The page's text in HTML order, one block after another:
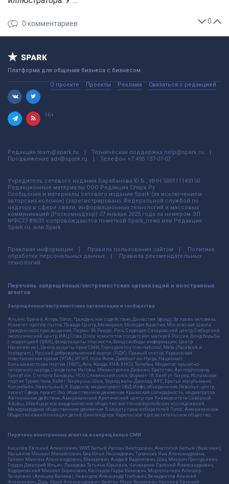
0
0 комментариев
Платформа для общения бизнеса с бизнесом
О проекте Проекты Реклама Связаться с редакцией
16+
Редакция team@spark.ru Техническая поддержка help@spark.ru
Продвижение adv@spark.ru Телефон +7 495 137-07-07
Учредитель сетевого издания Барабанова.Ю.Б., ИНН 500111143150
Редакционные материалы ООО Редакция Спарк Ру
Сообщения и материалы сетевого издания Spark (за исключением
авторских колонок) (зарегистрировано Федеральной службой по
надзору в сфере связи, информационных технологий и массовых
коммуникаций (Роскомнадзор) 27 января 2025 года за номером ЭЛ
№ФС77-89031 сопровождаются пометкой Spark_news или Редакция
Spark.ru, или Spark.
Правовая информация Правила пользования сайтом
Политика
обработки персональных данных
Правила рекомендательных
технологий
Перечень запрещённых/экстремистских организаций и иностранных
агентов
Запрещённые/экстремистские организации и сообщества
Альянс Врачей, Агора, Голос, Гражданское содействие, Династия (фонд), За права человека,
Комитет против пыток, Левада-Центр, Мемориал, Молодая Карелия, Московская школа
гражданского просвещения, Пермь-36, Ракурс, Русь Сидящая, Сахаровский центр, Сибирский
экологический центр, ИАЦ Сова, Союз комитетов солдатских матерей России, Фонд борьбы
с коррупцией (ФБК), Фонд защиты гласности, Фонд свободы информации, Центр
Насилию.нет, Центр защиты прав СМИ, Transparency International, Meta (Facebook и
Instagram), Русский добровольческий корпус (РДК), Правый сектор, Украинская
повстанческая армия (УПА), ИГИЛ, полк Азов, Джебхат ан-Нусра, Национал-
Большевистская партия (НБП), Аль-Каида, УНА-УНСО, Талибан, Меджлис крымско-
татарского народа, Свидетели Иеговы, Мизантропик Дивижн, Братство, Артподготовка,
Тризуб им. Степана Бандеры, НСО, Славянский союз, Формат-18, Хизб ут-Тахрир, Исламская
партия Туркестана, Хайят Тахрир аш-Шам, Таухид валь-Джихад, АУЕ, Братья мусульмане,
Колумбайн, Навальный, К. Буданов, медиапроект ОВД-Инфо, объединение Револьт-центр,
проект Сфера, проект Эхо, общественное движение Крымская солидарность, медиагруппа
Автономное действие, Американский Арктический центр при Университете Северной
Айовы, Швейцарское академическое общество восточноевропейских исследований,
Международное общественное движение В защиту прав избирателей Голос, Американское
Общество евангелизации детей, Финляндское Карельское просветительское общество.
Перечень иностранных агентов и запрещённых СМИ
Киселёв Евгений Алекссевич, WWF, Белый Руслан Викторович, Анатолий Белый (Вайсман),
Касьянов Михаил Михайлович, Бер Илья Леонидович, Троянова Яна Александровна,
Галкин Максим Александрович, Макаревич Андрей Вадимович, Шац Михаил Григорьевич,
Гордон Дмитрий Ильич, Лазарева Татьяна Юрьевна, Чичваркин Евгений Александрович,
Ходорковский Михаил Борисович, Каспаров Гарри Кимович, Моргенштерн Алишер
Тагирович (Алишер Валеев), Невзоров Александр Глебович, Венедиктов Алексей
Алексеевич, Дудь Юрий Александрович, Фейгин Марк Захарович, Киселев Евгений